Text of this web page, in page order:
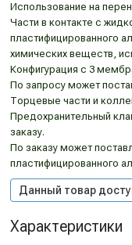
Использование на
Части в контакте с
пластифицированного
химических веществ,
Конфигурация с 3
По запросу может
Торцевые части и
Предохранительный
заказу.
По заказу может
пластифицированного
Данный товар
Характеристики